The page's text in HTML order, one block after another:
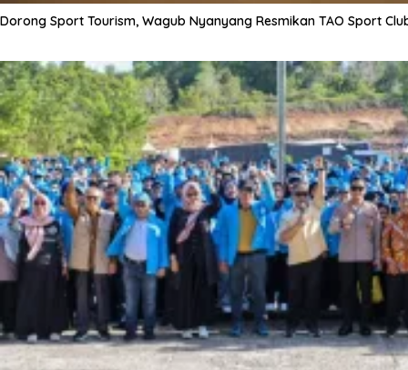
Dorong Sport Tourism, Wagub Nyanyang Resmikan TAO Sport